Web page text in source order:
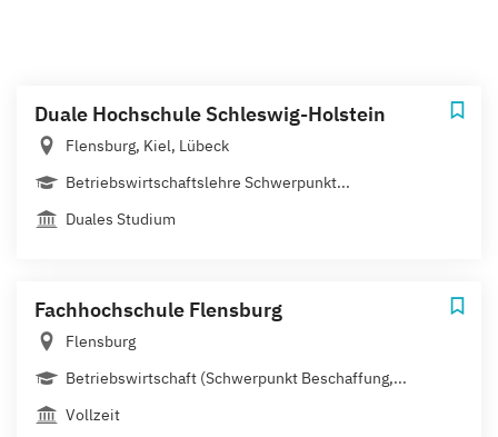
Duale Hochschule Schleswig-Holstein
Flensburg, Kiel, Lübeck
Betriebswirtschaftslehre Schwerpunkt...
Duales Studium
Fachhochschule Flensburg
Flensburg
Betriebswirtschaft (Schwerpunkt Beschaffung,...
Vollzeit